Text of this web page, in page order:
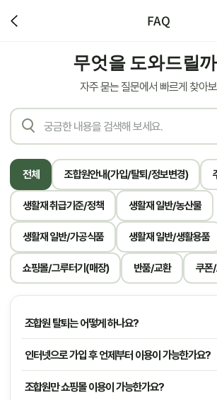
FAQ
무엇을 도와드릴
자주 묻는 질문에서 빠르게 찾아
전체 조합원안내(가입/탈퇴/정보변경)
생활재 취급기준/정책 생활재 일반/농산물
생활재 일반/가공식품 생활재 일반/생활용품
쇼핑몰/그루터기(매장) 반품/교환 쿠폰
조합원 탈퇴는 어떻게 하나요?
인터넷으로 가입 후 언제부터 이용이 가능한가요?
조합원만 쇼핑몰 이용이 가능한가요?